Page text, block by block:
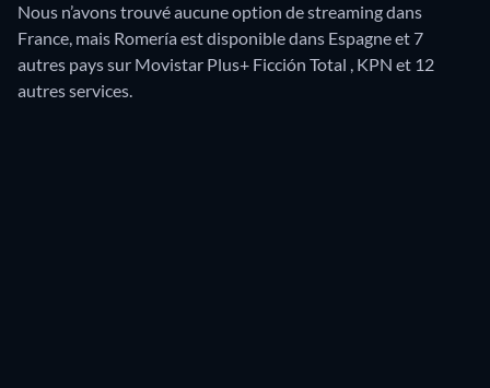
Nous n’avons trouvé aucune option de streaming dans
France, mais Romería est disponible dans Espagne et 7
autres pays sur Movistar Plus+ Ficción Total , KPN et 12
autres services.